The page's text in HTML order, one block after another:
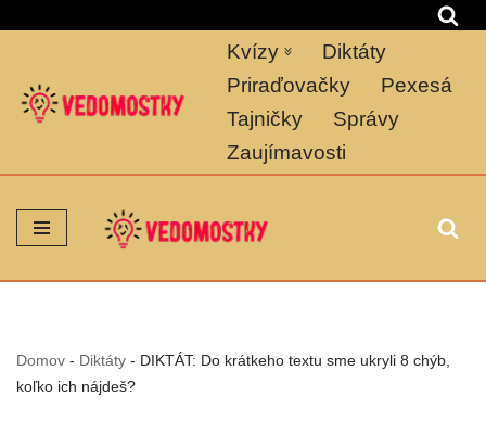
na
obsah
Kvízy
Diktáty
Priraďovačky
Pexesá
Tajničky
Správy
Zaujímavosti
Domov - Diktáty - DIKTÁT: Do krátkeho textu sme ukryli 8 chýb,
koľko ich nájdeš?